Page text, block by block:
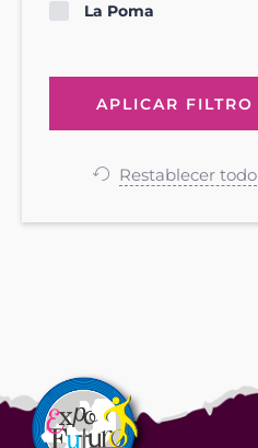
La Poma
Restablecer todo